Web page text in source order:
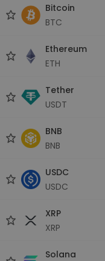
Bitcoin
BTC
Ethereum
ETH
Tether
USDT
BNB
BNB
USDC
USDC
XRP
XRP
Solana